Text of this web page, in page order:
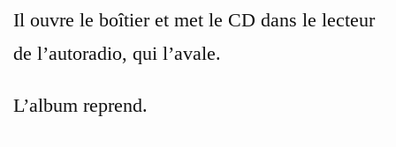
Il ouvre le boîtier et met le CD dans le lecteur
de l’autoradio, qui l’avale.
L’album reprend.